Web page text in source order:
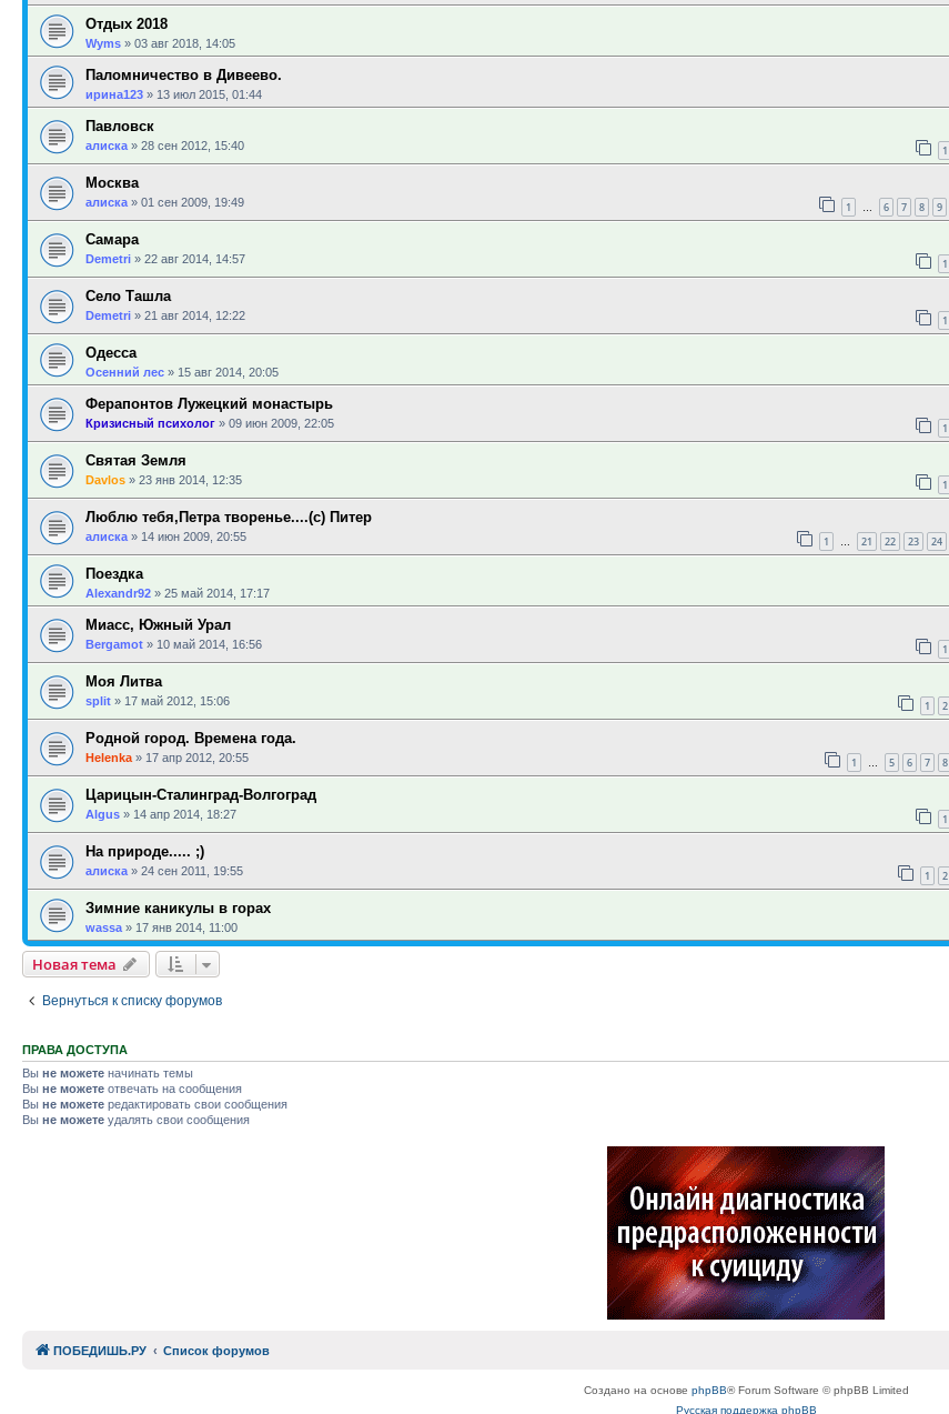
Отдых 2018
Wyms » 03 авг 2018, 14:05
Паломничество в Дивеево.
ирина123 » 13 июл 2015, 01:44
Павловск
алиска » 28 сен 2012, 15:40 1
Москва
алиска » 01 сен 2009, 19:49 1 … 6 7 8 9
Самара
Demetri » 22 авг 2014, 14:57 1
Село Ташла
Demetri » 21 авг 2014, 12:22 1
Одесса
Осенний лес » 15 авг 2014, 20:05
Ферапонтов Лужецкий монастырь
Кризисный психолог » 09 июн 2009, 22:05 1
Святая Земля
Davlos » 23 янв 2014, 12:35 1
Люблю тебя,Петра творенье....(с) Питер
алиска » 14 июн 2009, 20:55 1 … 21 22 23 24
Поездка
Alexandr92 » 25 май 2014, 17:17
Миасс, Южный Урал
Bergamot » 10 май 2014, 16:56 1
Моя Литва
sрlit » 17 май 2012, 15:06 1 2
Родной город. Времена года.
Helenka » 17 апр 2012, 20:55 1 … 5 6 7 8
Царицын-Сталинград-Волгоград
Algus » 14 апр 2014, 18:27 1
На природе..... ;)
алиска » 24 сен 2011, 19:55 1 2
Зимние каникулы в горах
wassa » 17 янв 2014, 11:00
Новая тема
Вернуться к списку форумов
ПРАВА ДОСТУПА
Вы не можете начинать темы
Вы не можете отвечать на сообщения
Вы не можете редактировать свои сообщения
Вы не можете удалять свои сообщения
ПОБЕДИШЬ.РУ Список форумов
Создано на основе phpBB® Forum Software © phpBB Limited
Русская поддержка phpBB